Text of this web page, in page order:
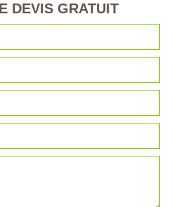
DEVIS GRATUIT